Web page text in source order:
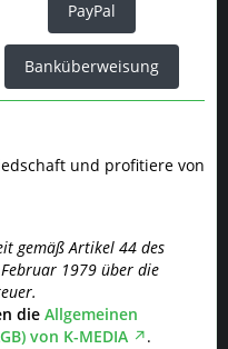
PayPal
Banküberweisung
und profitiere von
gemäß Artikel 44 des
1979 über die
die Allgemeinen
von K-MEDIA
.